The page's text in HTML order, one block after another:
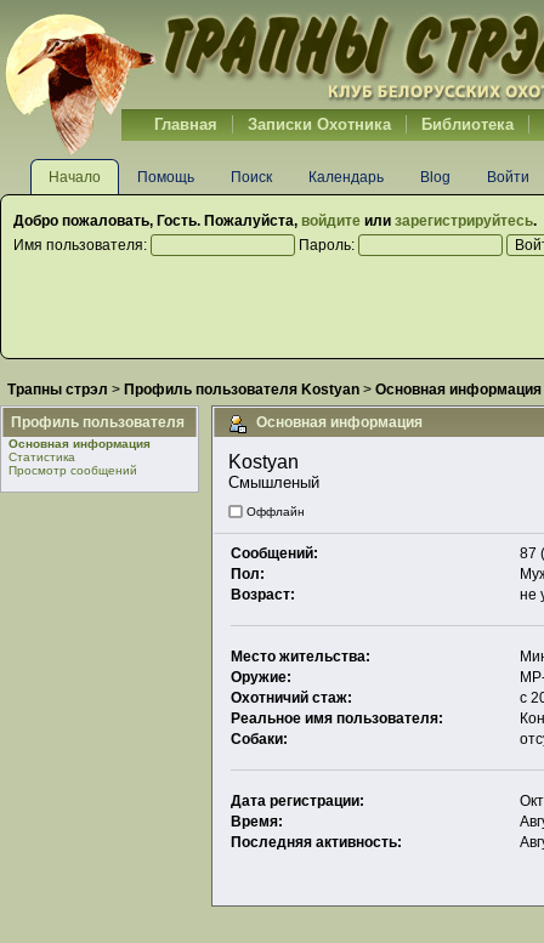
Главная Записки Охотника Библиотека
Начало Помощь Поиск Календарь Blog Войти
Добро пожаловать, Гость. Пожалуйста, войдите или зарегистрируйтесь.
Имя пользователя:
Пароль:
Трапны стрэл > Профиль пользователя Kostyan > Основная информация
Профиль пользователя
Основная информация
Статистика
Просмотр сообщений
Основная информация
Kostyan
Смышленый
Оффлайн
Сообщений:
87
Пол:
Возраст:
не
Место жительства:
Оружие:
Охотничий стаж:
c
Реальное имя пользователя:
Собаки:
Дата регистрации:
Время:
Последняя активность: